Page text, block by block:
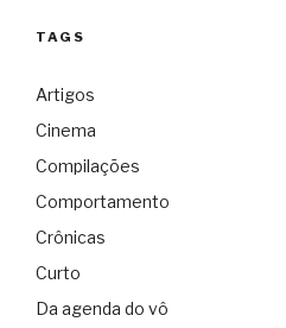
TAGS
Artigos
Cinema
Compilações
Comportamento
Crônicas
Curto
Da agenda do vô